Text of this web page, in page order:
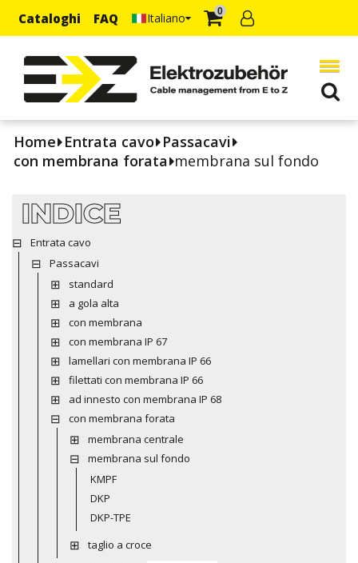
Cataloghi FAQ Italiano 0
Home Entrata cavo Passacavi
con membrana forata membrana sul fondo
INDICE
Entrata cavo
Passacavi
standard
a gola alta
con membrana
con membrana IP 67
lamellari con membrana IP 66
filettati con membrana IP 66
ad innesto con membrana IP 68
con membrana forata
membrana centrale
membrana sul fondo
KMPF
DKP
DKP-TPE
taglio a croce